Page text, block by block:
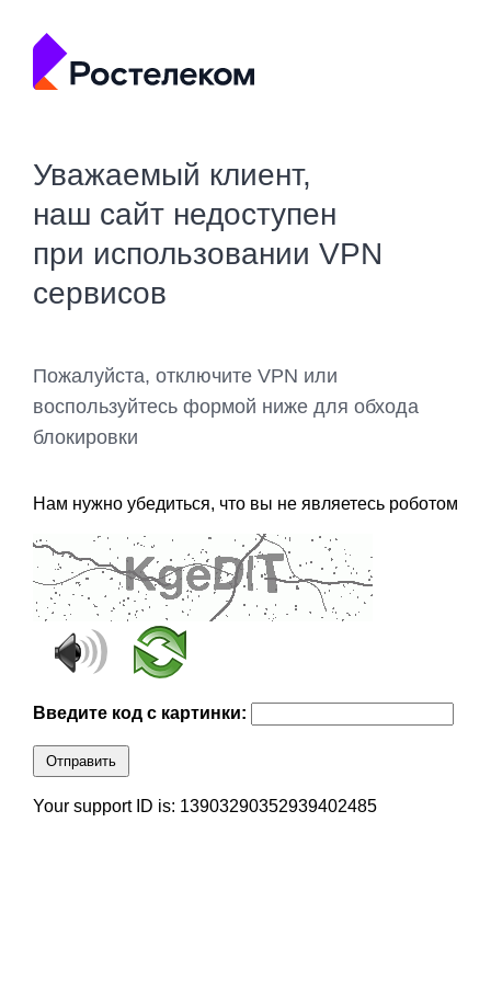
Уважаемый клиент,
наш сайт недоступен
при использовании VPN
сервисов
Пожалуйста, отключите VPN или
воспользуйтесь формой ниже для обхода
блокировки
Нам нужно убедиться, что вы не являетесь роботом
Введите код с картинки:
Отправить
Your support ID is: 13903290352939402485